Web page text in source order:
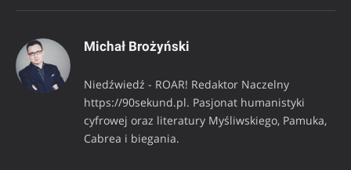
Michał Brożyński
Niedźwiedź - ROAR! Redaktor Naczelny
https://90sekund.pl. Pasjonat humanistyki
cyfrowej oraz literatury Myśliwskiego, Pamuka,
Cabrea i biegania.